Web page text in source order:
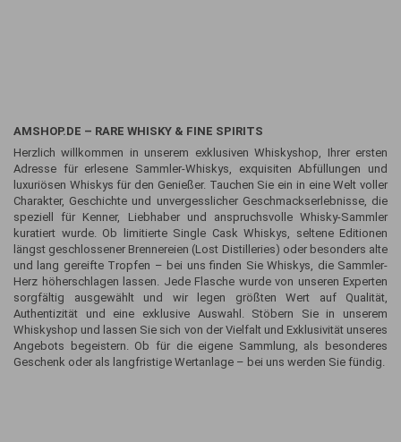
AMSHOP.DE – RARE WHISKY & FINE SPIRITS
Herzlich willkommen in unserem exklusiven Whiskyshop, Ihrer ersten
Adresse für erlesene Sammler-Whiskys, exquisiten Abfüllungen und
luxuriösen Whiskys für den Genießer. Tauchen Sie ein in eine Welt voller
Charakter, Geschichte und unvergesslicher Geschmackserlebnisse, die
speziell für Kenner, Liebhaber und anspruchsvolle Whisky-Sammler
kuratiert wurde. Ob limitierte Single Cask Whiskys, seltene Editionen
längst geschlossener Brennereien (Lost Distilleries) oder besonders alte
und lang gereifte Tropfen – bei uns finden Sie Whiskys, die Sammler-
Herz höherschlagen lassen. Jede Flasche wurde von unseren Experten
sorgfältig ausgewählt und wir legen größten Wert auf Qualität,
Authentizität und eine exklusive Auswahl. Stöbern Sie in unserem
Whiskyshop und lassen Sie sich von der Vielfalt und Exklusivität unseres
Angebots begeistern. Ob für die eigene Sammlung, als besonderes
Geschenk oder als langfristige Wertanlage – bei uns werden Sie fündig.